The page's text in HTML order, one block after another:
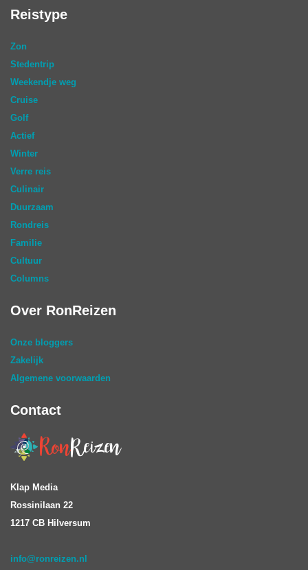
Reistype
Zon
Stedentrip
Weekendje weg
Cruise
Golf
Actief
Winter
Verre reis
Culinair
Duurzaam
Rondreis
Familie
Cultuur
Columns
Over RonReizen
Onze bloggers
Zakelijk
Algemene voorwaarden
Contact
Klap Media
Rossinilaan 22
1217 CB Hilversum
info@ronreizen.nl